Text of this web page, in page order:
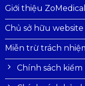
Giới thiệu ZoMedical
Chủ sở hữu website
Miễn trừ trách
Chính sách kiểm